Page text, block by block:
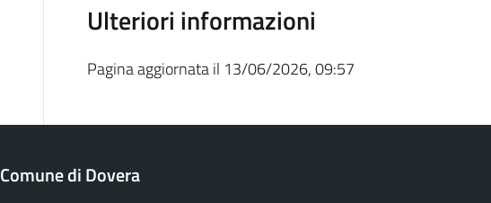
Ulteriori informazioni
Pagina aggiornata il 13/06/2026, 09:57
Comune di Dovera